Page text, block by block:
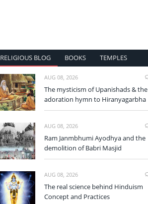
RELIGIOUS BLOG BOOKS TEMPLES
AUG 08, 2026
The mysticism of Upanishads & the
adoration hymn to Hiranyagarbha
AUG 08, 2026
Ram Janmbhumi Ayodhya and the
demolition of Babri Masjid
AUG 08, 2026
The real science behind Hinduism
Concept and Practices